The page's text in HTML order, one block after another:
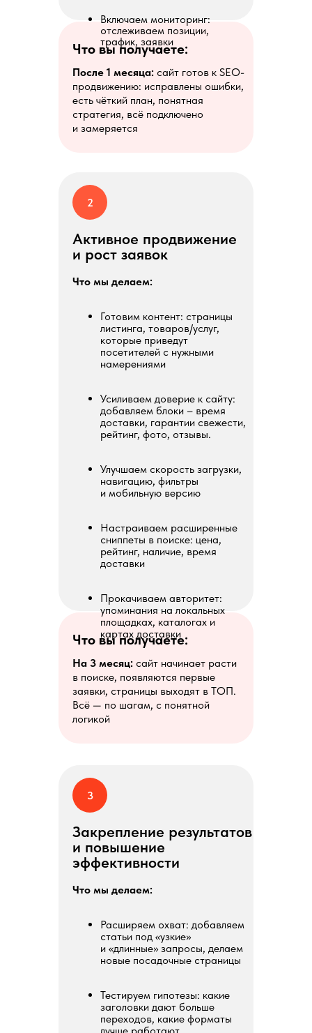
Что мы делаем:
Расширяем охват: добавляем
статьи под «узкие»
и «длинные» запросы, делаем
новые посадочные страницы
Тестируем гипотезы: какие
заголовки дают больше
переходов, какие форматы
Закрепление результатов
и повышение
эффективности
3
На 3 месяц: сайт начинает расти
в поиске, появляются первые
заявки, страницы выходят в ТОП.
Всё — по шагам, с понятной
логикой
Что вы получаете:
Что мы делаем:
Готовим контент: страницы
листинга, товаров/услуг,
которые приведут
посетителей с нужными
намерениями
Усиливаем доверие к сайту:
добавляем блоки – время
доставки, гарантии свежести,
рейтинг, фото, отзывы.
Улучшаем скорость загрузки,
навигацию, фильтры
и мобильную версию
Настраиваем расширенные
сниппеты в поиске: цена,
рейтинг, наличие, время
доставки
Прокачиваем авторитет:
упоминания на локальных
площадках, каталогах и
картах доставки
Активное продвижение
и рост заявок
2
После 1 месяца: сайт готов к SEO-
продвижению: исправлены ошибки,
есть чёткий план, понятная
стратегия, всё подключено
и замеряется
Что вы получаете:
Включаем мониторинг:
отслеживаем позиции,
трафик, заявки